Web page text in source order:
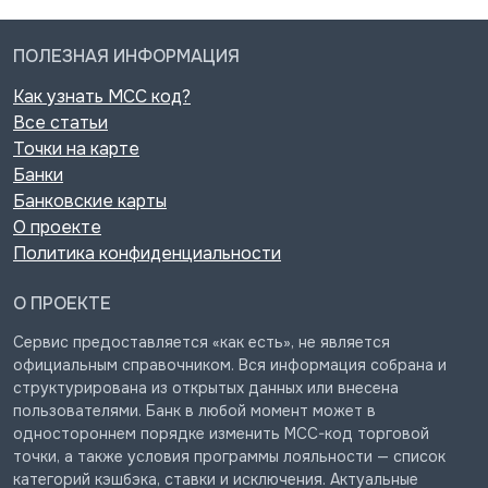
ПОЛЕЗНАЯ ИНФОРМАЦИЯ
Как узнать MCC код?
Все статьи
Точки на карте
Банки
Банковские карты
О проекте
Политика конфиденциальности
О ПРОЕКТЕ
Сервис предоставляется «как есть», не является
официальным справочником. Вся информация собрана и
структурирована из открытых данных или внесена
пользователями. Банк в любой момент может в
одностороннем порядке изменить MCC-код торговой
точки, а также условия программы лояльности — список
категорий кэшбэка, ставки и исключения. Актуальные